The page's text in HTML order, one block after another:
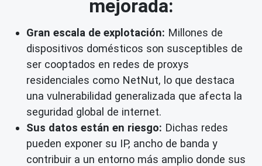
mejorada:
Gran escala de explotación: Millones de
dispositivos domésticos son susceptibles de
ser cooptados en redes de proxys
residenciales como NetNut, lo que destaca
una vulnerabilidad generalizada que afecta la
seguridad global de internet.
Sus datos están en riesgo: Dichas redes
pueden exponer su IP, ancho de banda y
contribuir a un entorno más amplio donde sus